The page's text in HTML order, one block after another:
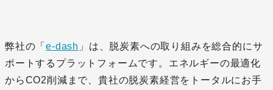
弊社の「e-dash 」は、脱炭素への取り組みを総合的にサ
ポートするプラットフォームです。エネルギーの最適化
からCO2削減まで、貴社の脱炭素経営をトータルにお手